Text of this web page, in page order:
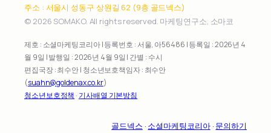
주소 : 서울시 성동구 상원길 62 (9층 골드넥스)
© 2026 SOMAKO. All rights reserved. 마케팅연구소, 소마코
제호 : 소셜마케팅코리아 | 등록번호 : 서울, 아56486 | 등록일 : 2026년 4
월 9일 | 발행일 : 2026년 4월 9일 | 간별 : 수시
편집국장 : 최수안 | 청소년보호책임자 : 최수안
(suahn@goldenax.co.kr)
청소년보호정책 · 기사배열 기본방침
골드넥스 · 소셜마케팅코리아· 문의하기